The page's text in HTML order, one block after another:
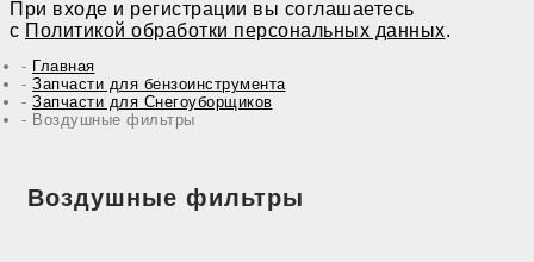
При входе и регистрации вы соглашаетесь
с Политикой обработки персональных данных.
Главная
Запчасти для бензоинструмента
Запчасти для Снегоуборщиков
Воздушные фильтры
Воздушные фильтры